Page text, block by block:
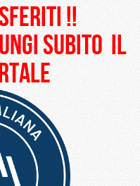
!!
subito il